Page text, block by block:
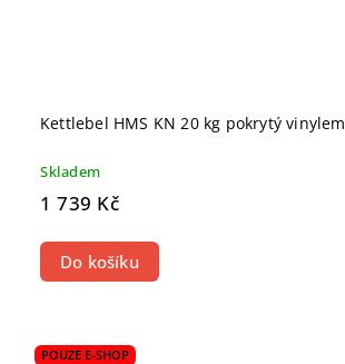
Kettlebel HMS KN 20 kg pokrytý vinylem
Skladem
1 739 Kč
Do košíku
POUZE E-SHOP